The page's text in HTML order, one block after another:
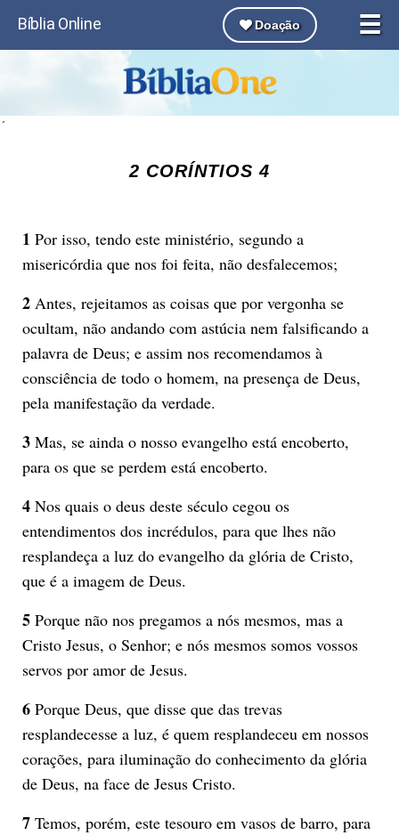
☰
Bíblia Online Doação
´
2 CORÍNTIOS 4
1 Por isso, tendo este ministério, segundo a
misericórdia que nos foi feita, não desfalecemos;
2Antes, rejeitamos as coisas que por vergonha se
ocultam, não andando com astúcia nem falsificando a
palavra de Deus; e assim nos recomendamos à
consciência de todo o homem, na presença de Deus,
pela manifestação da verdade.
3Mas, se ainda o nosso evangelho está encoberto,
para os que se perdem está encoberto.
4Nos quais o deus deste século cegou os
entendimentos dos incrédulos, para que lhes não
resplandeça a luz do evangelho da glória de Cristo,
que é a imagem de Deus.
5Porque não nos pregamos a nós mesmos, mas a
Cristo Jesus, o Senhor; e nós mesmos somos vossos
servos por amor de Jesus.
6Porque Deus, que disse que das trevas
resplandecesse a luz, é quem resplandeceu em nossos
corações, para iluminação do conhecimento da glória
de Deus, na face de Jesus Cristo.
7Temos, porém, este tesouro em vasos de barro, para